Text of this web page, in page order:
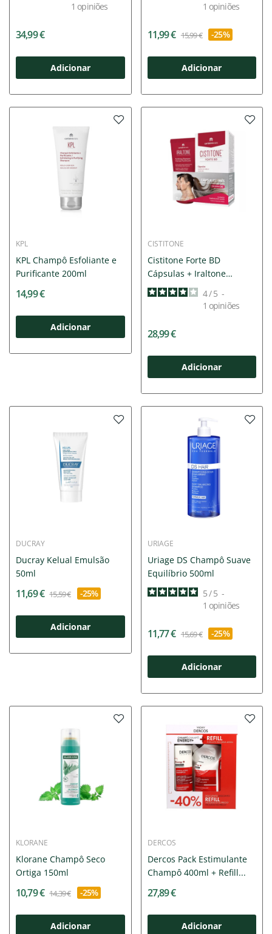
1 opiniões
34,99 €
Adicionar
1 opiniões
11,99 € 15,99 € -25%
Adicionar
KPL
KPL Champô Esfoliante e
Purificante 200ml
14,99 €
Adicionar
CISTITONE
Cistitone Forte BD
Cápsulas + Iraltone
Champô...
4/ 5 -
1 opiniões
28,99 €
Adicionar
DUCRAY
Ducray Kelual Emulsão
50ml
11,69 € 15,59 € -25%
Adicionar
URIAGE
Uriage DS Champô Suave
Equilíbrio 500ml
5/ 5 -
1 opiniões
11,77 € 15,69 € -25%
Adicionar
KLORANE
Klorane Champô Seco
Ortiga 150ml
10,79 € 14,39 € -25%
Adicionar
DERCOS
Dercos Pack Estimulante
Champô 400ml + Refill...
27,89 €
Adicionar